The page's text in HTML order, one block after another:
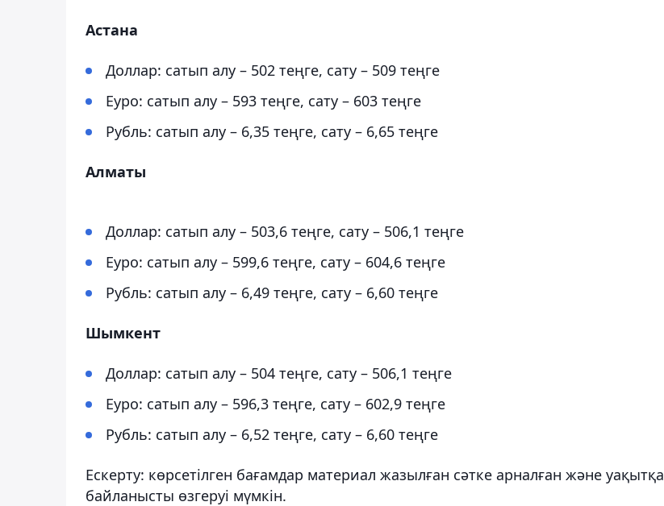
Астана
Доллар: сатып алу – 502 теңге, сату – 509 теңге
Еуро: сатып алу – 593 теңге, сату – 603 теңге
Рубль: сатып алу – 6,35 теңге, сату – 6,65 теңге
Алматы
Доллар: сатып алу – 503,6 теңге, сату – 506,1 теңге
Еуро: сатып алу – 599,6 теңге, сату – 604,6 теңге
Рубль: сатып алу – 6,49 теңге, сату – 6,60 теңге
Шымкент
Доллар: сатып алу – 504 теңге, сату – 506,1 теңге
Еуро: сатып алу – 596,3 теңге, сату – 602,9 теңге
Рубль: сатып алу – 6,52 теңге, сату – 6,60 теңге
Ескерту: көрсетілген бағамдар материал жазылған сәтке арналған және уақытқа
байланысты өзгеруі мүмкін.